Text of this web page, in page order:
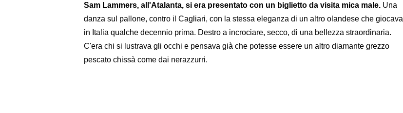
Sam Lammers, all'Atalanta, si era presentato con un biglietto da visita mica male. Una
danza sul pallone, contro il Cagliari, con la stessa eleganza di un altro olandese che giocava
in Italia qualche decennio prima. Destro a incrociare, secco, di una bellezza straordinaria.
C'era chi si lustrava gli occhi e pensava già che potesse essere un altro diamante grezzo
pescato chissà come dai nerazzurri.